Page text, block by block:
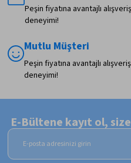
Peşin fiyatına avantajlı alışveriş
deneyimi!
Mutlu Müşteri
Peşin fiyatına avantajlı alışveriş
deneyimi!
E-Bültene kayıt ol,